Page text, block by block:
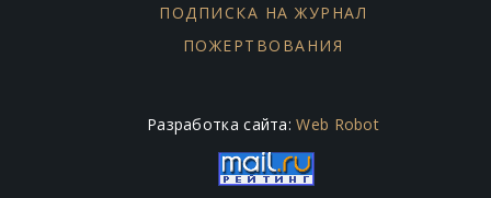
ПОДПИСКА НА ЖУРНАЛ
ПОЖЕРТВОВАНИЯ
Разработка сайта:Web Robot